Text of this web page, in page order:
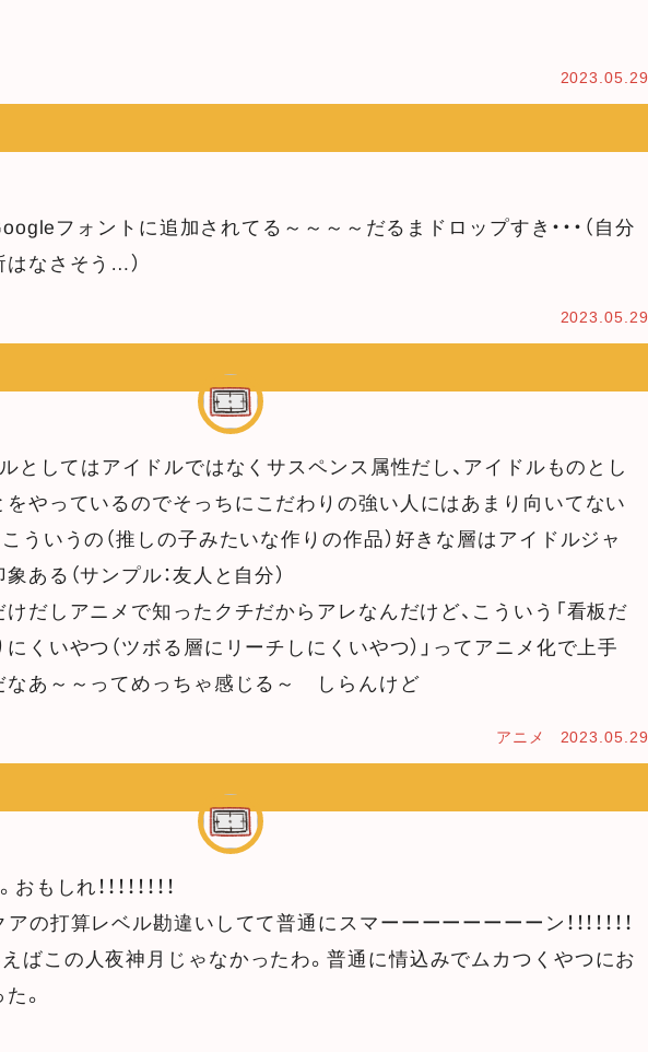
2023.05.29
フォントに追加されてる～～～～だるまドロップすき・・・（自分
なさそう…）
2023.05.29
ルとしてはアイドルではなくサスペンス属性だし、アイドルものとし
やっているのでそっちにこだわりの強い人にはあまり向いてない
ういうの（推しの子みたいな作りの作品）好きな層はアイドルジャ
ある（サンプル：友人と自分）
だしアニメで知ったクチだからアレなんだけど、こういう「看板だ
くいやつ（ツボる層にリーチしにくいやつ）」ってアニメ化で上手
なあ～～ってめっちゃ感じる～ しらんけど
アニメ 2023.05.29
しれ！！！！！！！！
アの打算レベル勘違いしてて普通にスマーーーーーーーーン！！！！！！！
ばこの人夜神月じゃなかったわ。普通に情込みでムカつくやつにお
。